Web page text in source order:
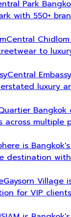
Park
with 550+
Central
to
Central
luxury
across multiple
is
destination
Gaysorn Village
for VIP